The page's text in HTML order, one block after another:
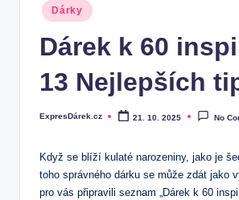
Posted
in
Dárky
Dárek k 60
13 Nejlepších
Posted
ExpresDárek.cz 21. 10. 2025 No
Když se blíží kulaté narozeniny, jako je
toho správného dárku se může zdát jako
pro vás připravili seznam „Dárek k 60